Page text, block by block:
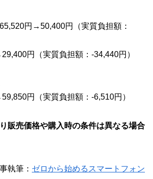
円→50,400円（実質負担額：
円（実質負担額：-34,440円）
円（実質負担額：-6,510円）
販売価格や購入時の条件は異なる場合
執筆： ゼロから始めるスマートフォン